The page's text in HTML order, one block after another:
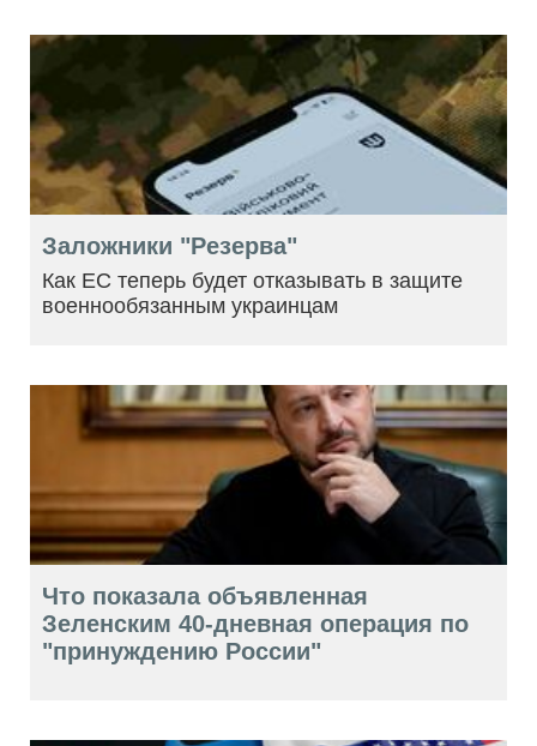
Заложники "Резерва"
Как ЕС теперь будет отказывать в защите
военнообязанным украинцам
Что показала объявленная
Зеленским 40-дневная операция по
"принуждению России"